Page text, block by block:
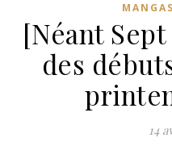
[Néant
des
14